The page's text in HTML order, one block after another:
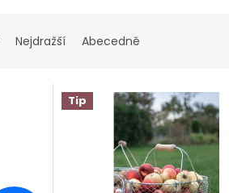
Nejdražší Abecedně
Tip